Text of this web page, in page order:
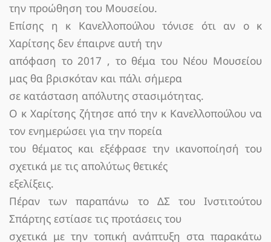
την προώθηση του Μουσείου.
Επίσης η κ Κανελλοπούλου τόνισε ότι αν ο κ
Χαρίτσης δεν έπαιρνε αυτή την
απόφαση το 2017 , το θέμα του Νέου Μουσείου
μας θα βρισκόταν και πάλι σήμερα
σε κατάσταση απόλυτης στασιμότητας.
Ο κ Χαρίτσης ζήτησε από την κ Κανελλοπούλου να
τον ενημερώσει για την πορεία
του θέματος και εξέφρασε την ικανοποίησή του
σχετικά με τις απολύτως θετικές
εξελίξεις.
Πέραν των παραπάνω το ΔΣ του Ινστιτούτου
Σπάρτης εστίασε τις προτάσεις του
σχετικά με την τοπική ανάπτυξη στα παρακάτω